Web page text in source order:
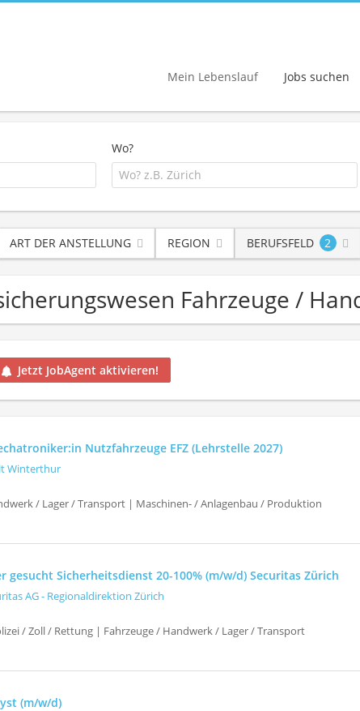
Mein Lebenslauf Jobs suchen
Wo?
ART DER ANSTELLUNG REGION BERUFSFELD 2
Fahrzeuge /
Jetzt JobAgent aktivieren!
Nutzfahrzeuge EFZ (Lehrstelle 2027)
Winterthur
/ Lager / Transport | Maschinen- / Anlagenbau / Produktion
gesucht Sicherheitsdienst 20-100% (m/w/d) Securitas Zürich
AG - Regionaldirektion Zürich
/ Zoll / Rettung | Fahrzeuge / Handwerk / Lager / Transport
(m/w/d)